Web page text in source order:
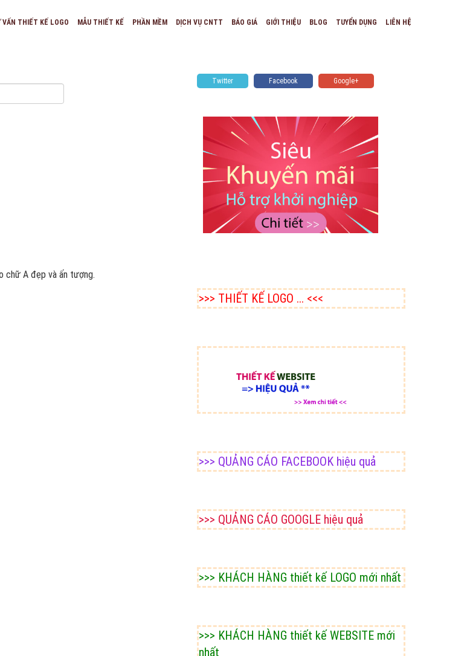
VẤN THIẾT KẾ LOGO MẪU THIẾT KẾ PHẦN MỀM DỊCH VỤ CNTT BÁO GIÁ GIỚI THIỆU BLOG TUYỂN DỤNG LIÊN HỆ
chữ A đẹp và ấn tượng.
Twitter Facebook Google+
>>> THIẾT KẾ LOGO ... <<<
>>> QUẢNG CÁO FACEBOOK hiệu quả
>>> QUẢNG CÁO GOOGLE hiệu quả
>>> KHÁCH HÀNG thiết kế LOGO mới nhất
>>> KHÁCH HÀNG thiết kế WEBSITE mới
nhất